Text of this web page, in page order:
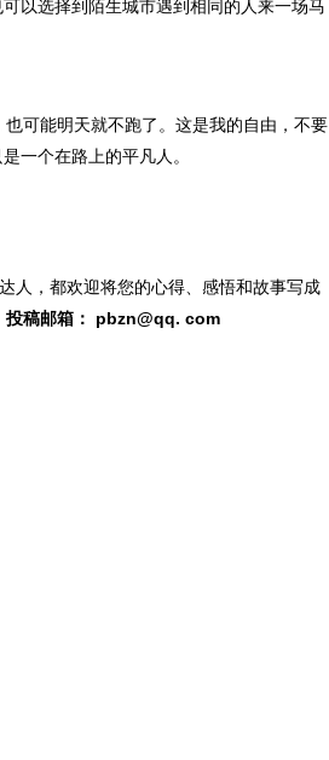
以选择到陌生城市遇到相同的人来一场马
可能明天就不跑了。这是我的自由，不要
一个在路上的平凡人。
人，都欢迎将您的心得、感悟和故事写成
投稿邮箱： pbzn@qq. com